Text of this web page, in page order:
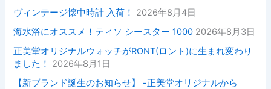
ヴィンテージ懐中時計 入荷！
2026年8月4日
海水浴にオススメ！ティソ シースター 1000 2026年8月3日
正美堂オリジナルウォッチがRONT(ロント)に生まれ変わり
ました！
2026年8月1日
【新ブランド誕生のお知らせ】 -正美堂オリジナルから